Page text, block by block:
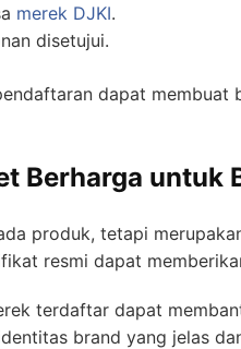
merek DJKI.
disetujui.
dapat
Berharga untuk
produk, tetapi
resmi dapat
terdaftar dapat
brand yang jelas